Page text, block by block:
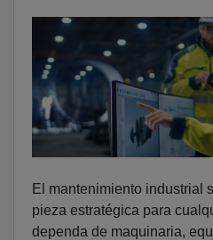
El mantenimiento industrial
pieza estratégica para
dependa de maquinaria,